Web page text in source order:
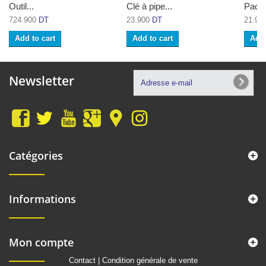
Outil...
724.900 DT
Add to cart
Clé à pipe...
23.900 DT
Add to cart
Pack
Newsletter
Catégories
Informations
Contact| Condition générale de vente
Mon compte